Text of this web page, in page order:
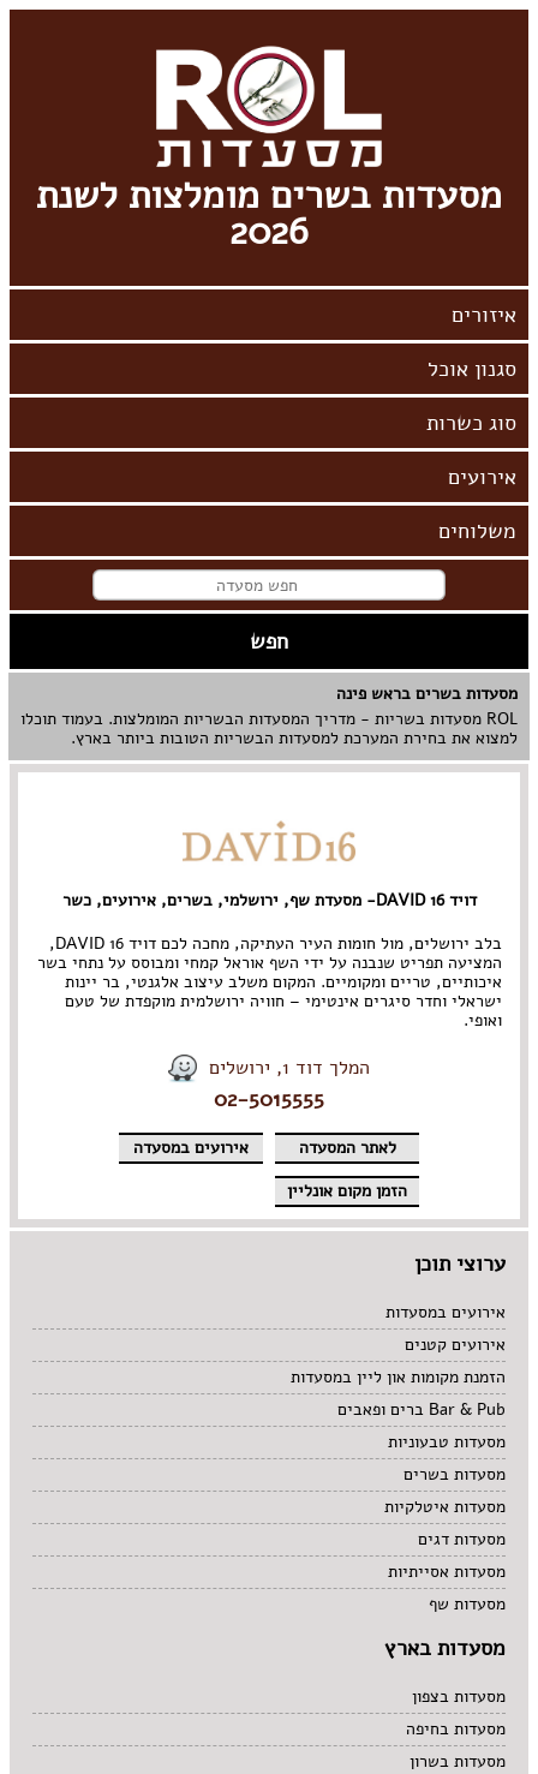
מסעדות בשרים מומלצות לשנת
2026
אירועים
משלוחים
מסעדות בשרים בראש פינה
ROL מסעדות בשריות - מדריך המסעדות הבשריות המומלצות. בעמוד תוכלו
למצוא את בחירת המערכת למסעדות הבשריות הטובות ביותר בארץ.
דויד 16 DAVID- מסעדת שף, ירושלמי, בשרים, אירועים, כשר
בלב ירושלים, מול חומות העיר העתיקה, מחכה לכם דויד 16 DAVID,
המציעה תפריט שנבנה על ידי השף אוראל קמחי ומבוסס על נתחי בשר
איכותיים, טריים ומקומיים. המקום משלב עיצוב אלגנטי, בר יינות
ישראלי וחדר סיגרים אינטימי – חוויה ירושלמית מוקפדת של טעם
ואופי.
המלך דוד 1, ירושלים
02-5015555
לאתר המסעדה
אירועים במסעדה
הזמן מקום אונליין
ערוצי תוכן
אירועים במסעדות
אירועים קטנים
הזמנת מקומות און ליין במסעדות
Bar & Pub ברים ופאבים
מסעדות טבעוניות
מסעדות בשרים
מסעדות איטלקיות
מסעדות דגים
מסעדות אסייתיות
מסעדות שף
מסעדות בארץ
מסעדות בצפון
מסעדות בחיפה
מסעדות בשרון